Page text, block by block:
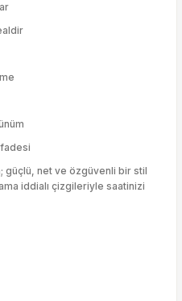
güçlü, net ve özgüvenli bir stil
iddialı çizgileriyle saatinizi